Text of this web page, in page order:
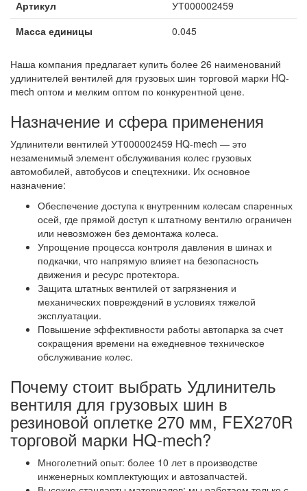
Артикул
УТ000002459
Масса единицы
0.045
Наша компания предлагает купить более 26 наименований
удлинителей вентилей для грузовых шин торговой марки HQ-
mech оптом и мелким оптом по конкурентной цене.
Назначение и сфера применения
Удлинители вентилей УТ000002459 HQ-mech — это
незаменимый элемент обслуживания колес грузовых
автомобилей, автобусов и спецтехники. Их основное
назначение:
Обеспечение доступа к внутренним колесам спаренных
осей, где прямой доступ к штатному вентилю ограничен
или невозможен без демонтажа колеса.
Упрощение процесса контроля давления в шинах и
подкачки, что напрямую влияет на безопасность
движения и ресурс протектора.
Защита штатных вентилей от загрязнения и
механических повреждений в условиях тяжелой
эксплуатации.
Повышение эффективности работы автопарка за счет
сокращения времени на ежедневное техническое
обслуживание колес.
Почему стоит выбрать Удлинитель
вентиля для грузовых шин в
резиновой оплетке 270 мм, FEX270R
торговой марки HQ-mech?
Многолетний опыт: более 10 лет в производстве
инженерных комплектующих и автозапчастей.